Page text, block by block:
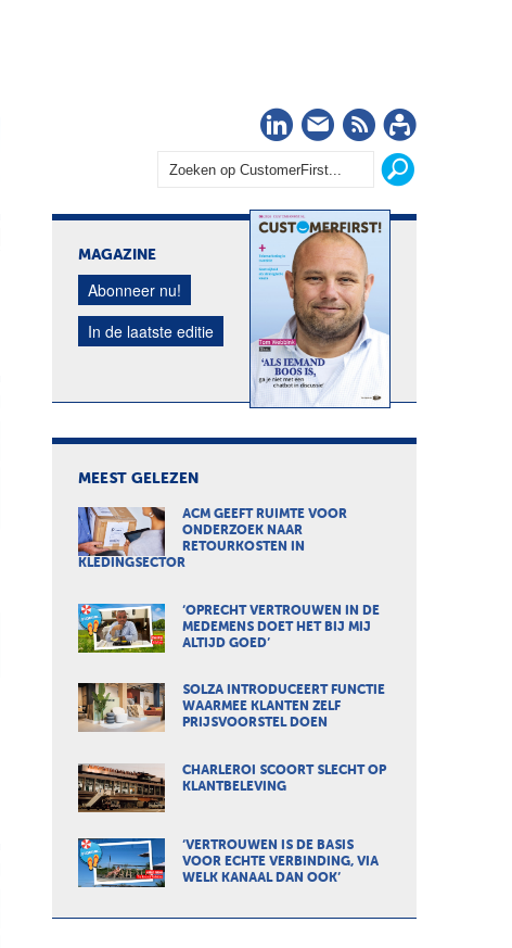
LinkedIn
Nieuwsbrief
RSS
MAGAZINE
Abonneer nu!
In de laatste editie
MEEST GELEZEN
ACM GEEFT RUIMTE VOOR
ONDERZOEK NAAR
RETOURKOSTEN IN
KLEDINGSECTOR
‘OPRECHT VERTROUWEN IN DE
MEDEMENS DOET HET BIJ MIJ
ALTIJD GOED’
SOLZA INTRODUCEERT FUNCTIE
WAARMEE KLANTEN ZELF
PRIJSVOORSTEL DOEN
CHARLEROI SCOORT SLECHT OP
KLANTBELEVING
‘VERTROUWEN IS DE BASIS
VOOR ECHTE VERBINDING, VIA
WELK KANAAL DAN OOK’